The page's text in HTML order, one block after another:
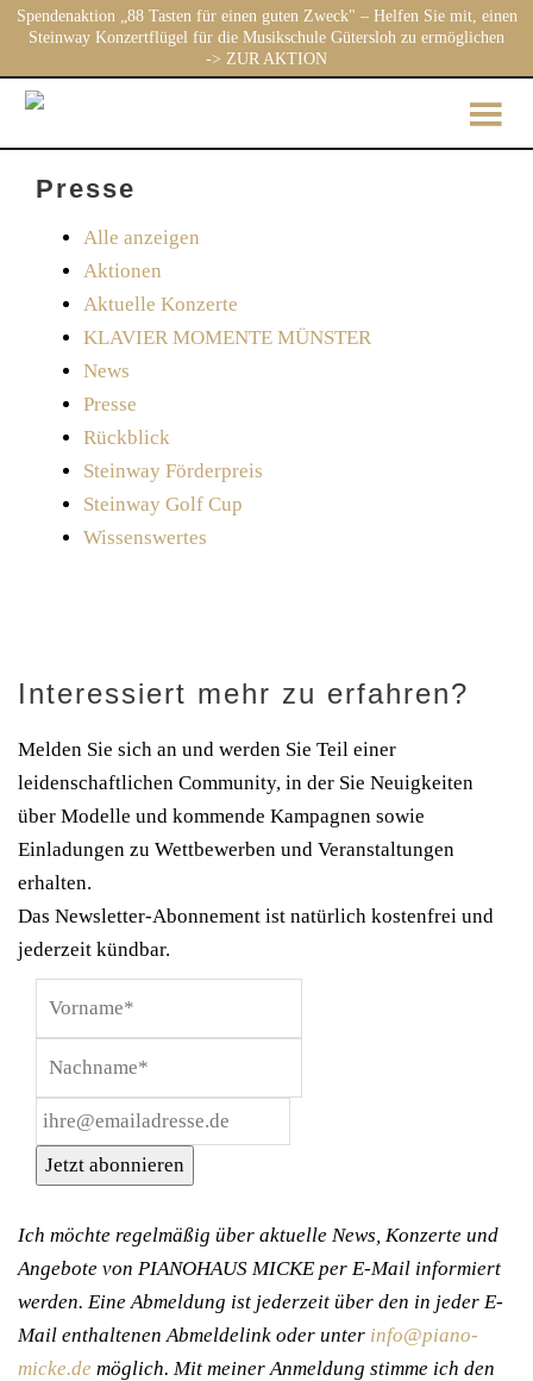
Spendenaktion „88 Tasten für einen guten Zweck" – Helfen Sie mit, einen
Steinway Konzertflügel für die Musikschule Gütersloh zu ermöglichen
-> ZUR AKTION
Presse
Alle anzeigen
Aktionen
Aktuelle Konzerte
KLAVIER MOMENTE MÜNSTER
News
Presse
Rückblick
Steinway Förderpreis
Steinway Golf Cup
Wissenswertes
Interessiert mehr zu erfahren?
Melden Sie sich an und werden Sie Teil einer
leidenschaftlichen Community, in der Sie Neuigkeiten
über Modelle und kommende Kampagnen sowie
Einladungen zu Wettbewerben und Veranstaltungen
erhalten.
Das Newsletter-Abonnement ist natürlich kostenfrei und
jederzeit kündbar.
Jetzt abonnieren
Ich möchte regelmäßig über aktuelle News, Konzerte und
Angebote von PIANOHAUS MICKE per E-Mail informiert
werden. Eine Abmeldung ist jederzeit über den in jeder E-
Mail enthaltenen Abmeldelink oder unter info@piano-
micke.de möglich. Mit meiner Anmeldung stimme ich den